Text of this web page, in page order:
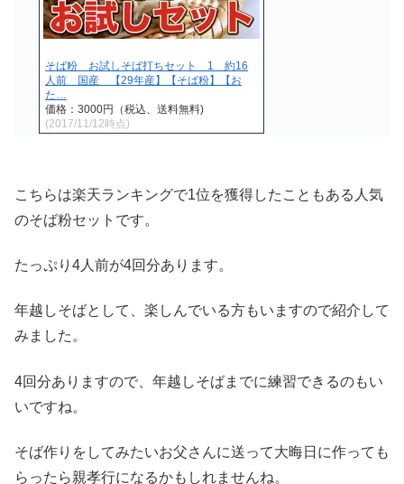
そば粉 お試しそば打ちセット 1 約16
人前 国産 【29年産】【そば粉】【お
た…
価格：3000円（税込、送料無料)
(2017/11/12時点)
こちらは楽天ランキングで1位を獲得したこともある人気
のそば粉セットです。
たっぷり4人前が4回分あります。
年越しそばとして、楽しんでいる方もいますので紹介して
みました。
4回分ありますので、年越しそばまでに練習できるのもい
いですね。
そば作りをしてみたいお父さんに送って大晦日に作っても
らったら親孝行になるかもしれませんね。